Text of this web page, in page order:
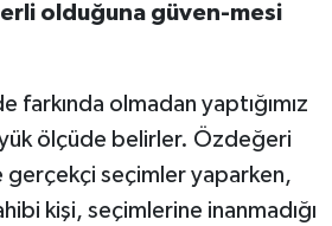
olduğuna güven-mesi
farkında olmadan yaptığımız
ölçüde belirler. Özdeğeri
gerçekçi seçimler yaparken,
kişi, seçimlerine inanmadığı